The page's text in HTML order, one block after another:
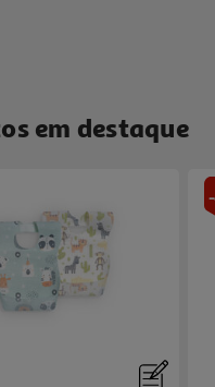
em destaque